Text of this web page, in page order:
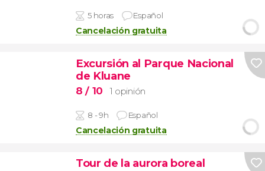
5 horas Español
Cancelación gratuita
Excursión al Parque Nacional
de Kluane
8/ 10 1 opinión
8 - 9h Español
Cancelación gratuita
Tour de la aurora boreal